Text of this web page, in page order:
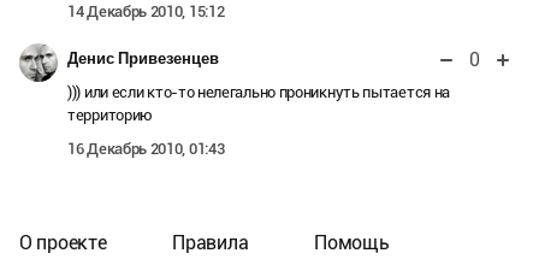
14 Декабрь 2010, 15:12
Денис Привезенцев 0
))) или если кто-то нелегально проникнуть пытается на
территорию
16 Декабрь 2010, 01:43
О проекте Правила Помощь